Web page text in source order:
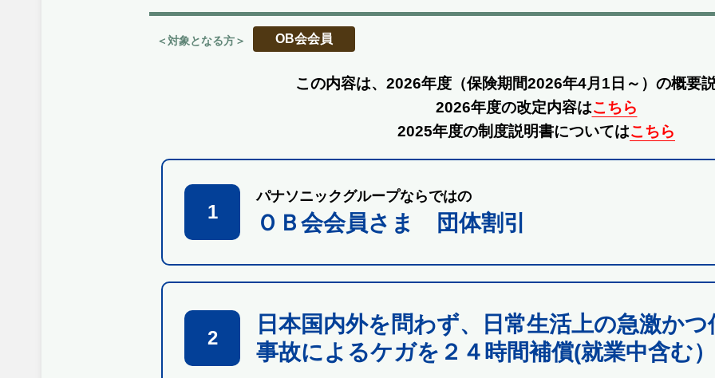
＜対象となる方＞ OB会会員
この内容は、2026年度 （保険期間2026年4月1日～）の概要説
2026年度の改定内容はこちら
2025年度の制度説明書についてはこちら
1
パナソニックグループならではの
ＯＢ会会員さま 団体割引
2
日本国内外を問わず、日常生活上の急激か
事故によるケガを２４時間補償(就業中含む）